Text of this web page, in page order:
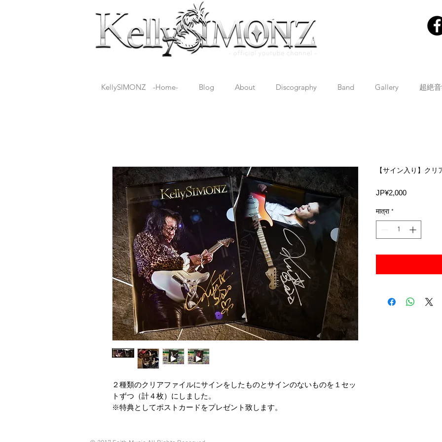
KellySIMONZ -Home- Blog About Discography Band Gallery 超絶
２種類のクリアファイルにサインをしたものとサインのないものを１セッ
トずつ（計４枚）にしました。
※特典としてポストカードをプレゼント致します。
【サイン入り】クリ
JP¥2,000मूल्य
मात्रा *